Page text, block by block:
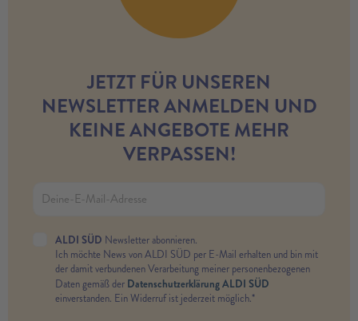
JETZT FÜR UNSEREN
NEWSLETTER ANMELDEN UND
KEINE ANGEBOTE MEHR
VERPASSEN!
ALDI SÜD Newsletter abonnieren.
Ich möchte News von ALDI SÜD per E-Mail erhalten und bin mit
der damit verbundenen Verarbeitung meiner personenbezogenen
Daten gemäß der Datenschutzerklärung ALDI SÜD
einverstanden. Ein Widerruf ist jederzeit möglich.*